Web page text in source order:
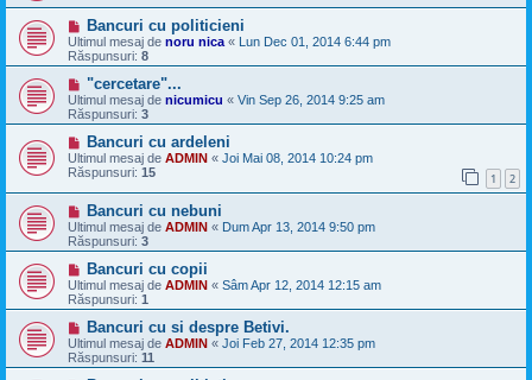
Bancuri cu politicieni
Ultimul mesaj de noru nica « Lun Dec 01, 2014 6:44 pm
Răspunsuri: 8
"cercetare"...
Ultimul mesaj de nicumicu « Vin Sep 26, 2014 9:25 am
Răspunsuri: 3
Bancuri cu ardeleni
Ultimul mesaj de ADMIN « Joi Mai 08, 2014 10:24 pm
Răspunsuri: 15 1 2
Bancuri cu nebuni
Ultimul mesaj de ADMIN « Dum Apr 13, 2014 9:50 pm
Răspunsuri: 3
Bancuri cu copii
Ultimul mesaj de ADMIN « Sâm Apr 12, 2014 12:15 am
Răspunsuri: 1
Bancuri cu si despre Betivi.
Ultimul mesaj de ADMIN « Joi Feb 27, 2014 12:35 pm
Răspunsuri: 11